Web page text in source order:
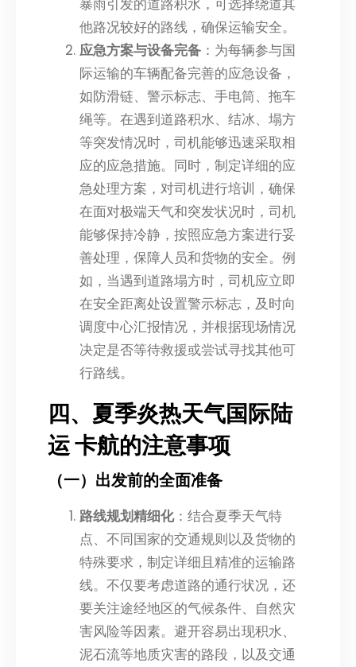
暴雨引发的道路积水，可选择绕道其
他路况较好的路线，确保运输安全。
应急方案与设备完备 ：为每辆参与国
际运输的车辆配备完善的应急设备，
如防滑链、警示标志、手电筒、拖车
绳等。在遇到道路积水、结冰、塌方
等突发情况时，司机能够迅速采取相
应的应急措施。同时，制定详细的应
急处理方案，对司机进行培训，确保
在面对极端天气和突发状况时，司机
能够保持冷静，按照应急方案进行妥
善处理，保障人员和货物的安全。例
如，当遇到道路塌方时，司机应立即
在安全距离处设置警示标志，及时向
调度中心汇报情况，并根据现场情况
决定是否等待救援或尝试寻找其他可
行路线。
四、夏季炎热天气国际陆
运 卡航的注意事项
（一）出发前的全面准备
路线规划精细化：结合夏季天气特
点、不同国家的交通规则以及货物的
特殊要求，制定详细且精准的运输路
线。不仅要考虑道路的通行状况，还
要关注途经地区的气候条件、自然灾
害风险等因素。避开容易出现积水、
泥石流等地质灾害的路段，以及交通